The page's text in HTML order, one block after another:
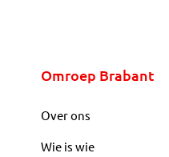
Omroep Brabant
Over ons
Wie is wie